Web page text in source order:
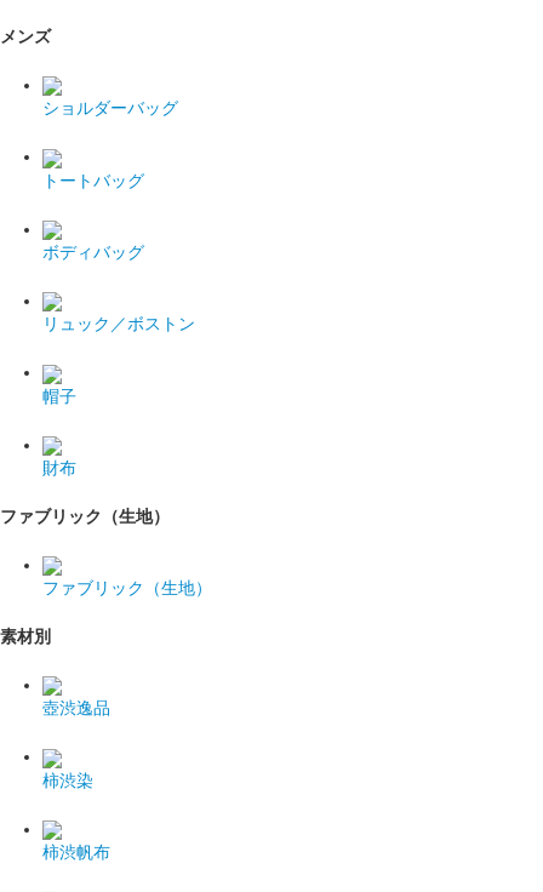
メンズ
ショルダーバッグ
トートバッグ
ボディバッグ
リュック／ボストン
帽子
財布
ファブリック（生地）
ファブリック（生地）
素材別
壺渋逸品
柿渋染
柿渋帆布